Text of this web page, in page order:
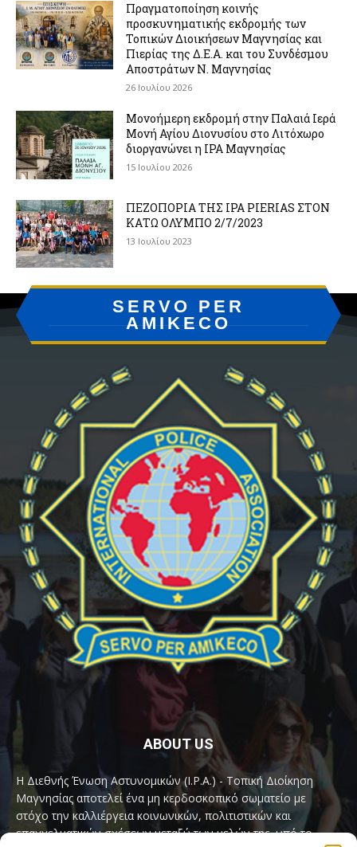
Πραγματοποίηση κοινής
προσκυνηματικής εκδρομής των
Τοπικών Διοικήσεων Μαγνησίας και
Πιερίας της Δ.Ε.Α. και του Συνδέσμου
Αποστράτων Ν. Μαγνησίας
26 Ιουλίου 2026
Μονοήμερη εκδρομή στην Παλαιά Ιερά
Μονή Αγίου Διονυσίου στο Λιτόχωρο
διοργανώνει η IPA Μαγνησίας
15 Ιουλίου 2026
ΠΕΖΟΠΟΡΙΑ ΤΗΣ IPA PIERIAS ΣΤΟΝ
ΚΑΤΩ ΟΛΥΜΠΟ 2/7/2023
13 Ιουλίου 2023
SERVO PER
AMIKECO
ABOUT US
Η Διεθνής Ένωση Αστυνομικών (I.P.A.) - Τοπική Διοίκηση
Μαγνησίας αποτελεί ένα μη κερδοσκοπικό σωματείο με
στόχο την καλλιέργεια κοινωνικών, πολιτιστικών και
επαγγελματικών σχέσεων μεταξύ των μελών της, υπό το